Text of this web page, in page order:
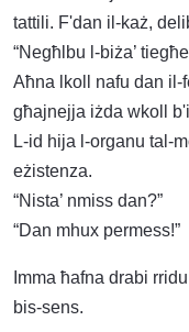
tattili. F'dan il-każ,
“Negħlbu l-biża’
Aħna lkoll nafu dan il-
għajnejja iżda wkoll
L-id hija l-organu tal-
eżistenza.
“Nista’ nmiss dan?”
“Dan mhux permess!”
Imma ħafna drabi
bis-sens.